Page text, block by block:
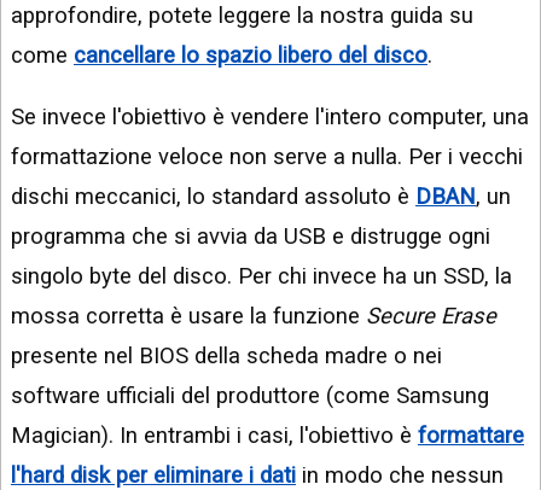
approfondire, potete leggere la nostra guida su
come cancellare lo spazio libero del disco.
Se invece l'obiettivo è vendere l'intero computer, una
formattazione veloce non serve a nulla. Per i vecchi
dischi meccanici, lo standard assoluto è DBAN, un
programma che si avvia da USB e distrugge ogni
singolo byte del disco. Per chi invece ha un SSD, la
mossa corretta è usare la funzione Secure Erase
presente nel BIOS della scheda madre o nei
software ufficiali del produttore (come Samsung
Magician). In entrambi i casi, l'obiettivo è formattare
l'hard disk per eliminare i dati in modo che nessun